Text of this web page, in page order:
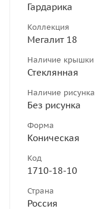
Гардарика
Коллекция
Мегалит 18
Наличие крышки
Стеклянная
Наличие рисунка
Без рисунка
Форма
Коническая
Код
1710-18-10
Страна
Россия